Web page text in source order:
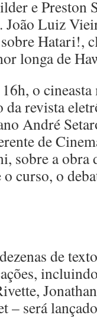
e Preston
João Luiz
Hatari!,
longa de
o
revista
André
de
sobre a obra
curso, o
de
– será